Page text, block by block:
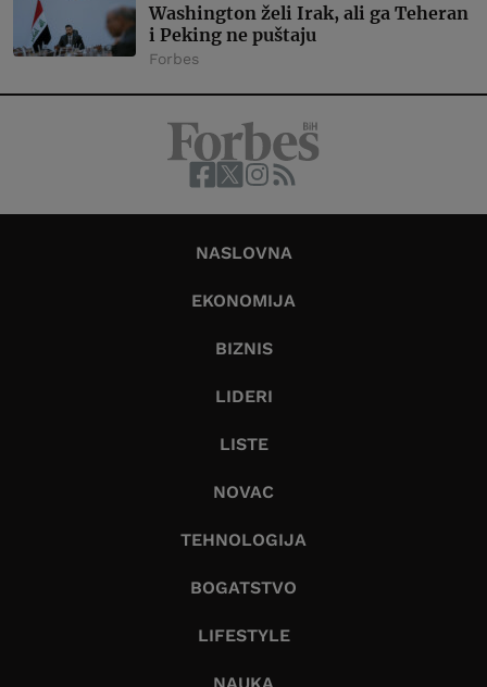
Washington želi Irak, ali ga Teheran
i Peking ne puštaju
Forbes
NASLOVNA
EKONOMIJA
BIZNIS
LIDERI
LISTE
NOVAC
TEHNOLOGIJA
BOGATSTVO
LIFESTYLE